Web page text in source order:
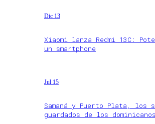
Dic 13
Xiaomi lanza Redmi 13C:
un smartphone
Jul 15
Samaná y Puerto Plata, los
guardados de los dominicanos